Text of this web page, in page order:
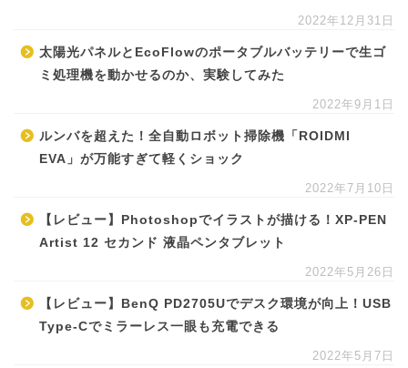
2022年12月31日
太陽光パネルとEcoFlowのポータブルバッテリーで生ゴ
ミ処理機を動かせるのか、実験してみた
2022年9月1日
ルンバを超えた！全自動ロボット掃除機「ROIDMI
EVA」が万能すぎて軽くショック
2022年7月10日
【レビュー】Photoshopでイラストが描ける！XP-PEN
Artist 12 セカンド 液晶ペンタブレット
2022年5月26日
【レビュー】BenQ PD2705Uでデスク環境が向上！USB
Type-Cでミラーレス一眼も充電できる
2022年5月7日